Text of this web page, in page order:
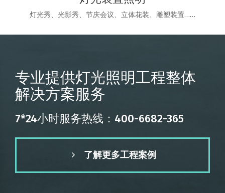
灯光秀、光影秀、节庆会议、立体花装、雕塑装置……
专业提供灯光照明工程整体
解决方案服务
7*24小时服务热线：400-6682-365
了解更多工程案例